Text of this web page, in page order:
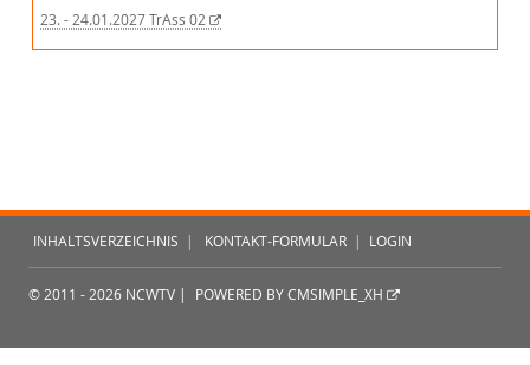
23. - 24.01.2027 TrAss 02
INHALTSVERZEICHNIS | KONTAKT-FORMULAR | LOGIN
© 2011 - 2026 NCWTV | POWERED BY CMSIMPLE_XH